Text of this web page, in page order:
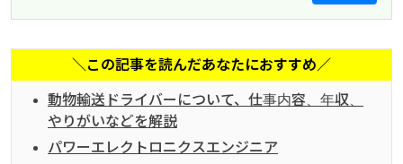
＼この記事を読んだあなたにおすすめ／
動物輸送ドライバーについて、仕事内容、年収、
やりがいなどを解説
パワーエレクトロニクスエンジニア